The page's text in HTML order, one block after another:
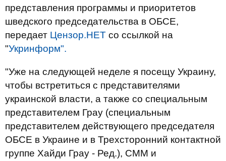
представления программы и приоритетов
шведского председательства в ОБСЕ,
передает Цензор.НЕТ со ссылкой на
"Укринформ".
"Уже на следующей неделе я посещу Украину,
чтобы встретиться с представителями
украинской власти, а также со специальным
представителем Грау (специальным
представителем действующего председателя
ОБСЕ в Украине и в Трехсторонний контактной
группе Хайди Грау - Ред.), СММ и